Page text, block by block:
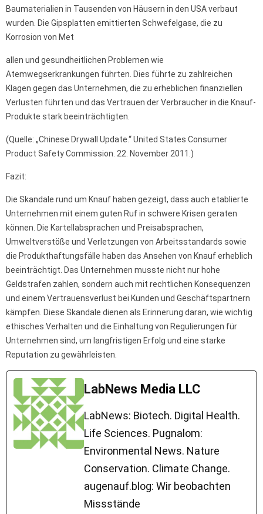
Baumaterialien in Tausenden von Häusern in den USA verbaut
wurden. Die Gipsplatten emittierten Schwefelgase, die zu
Korrosion von Met
allen und gesundheitlichen Problemen wie
Atemwegserkrankungen führten. Dies führte zu zahlreichen
Klagen gegen das Unternehmen, die zu erheblichen finanziellen
Verlusten führten und das Vertrauen der Verbraucher in die Knauf-
Produkte stark beeinträchtigten.
(Quelle: „Chinese Drywall Update.“ United States Consumer
Product Safety Commission. 22. November 2011.)
Fazit:
Die Skandale rund um Knauf haben gezeigt, dass auch etablierte
Unternehmen mit einem guten Ruf in schwere Krisen geraten
können. Die Kartellabsprachen und Preisabsprachen,
Umweltverstöße und Verletzungen von Arbeitsstandards sowie
die Produkthaftungsfälle haben das Ansehen von Knauf erheblich
beeinträchtigt. Das Unternehmen musste nicht nur hohe
Geldstrafen zahlen, sondern auch mit rechtlichen Konsequenzen
und einem Vertrauensverlust bei Kunden und Geschäftspartnern
kämpfen. Diese Skandale dienen als Erinnerung daran, wie wichtig
ethisches Verhalten und die Einhaltung von Regulierungen für
Unternehmen sind, um langfristigen Erfolg und eine starke
Reputation zu gewährleisten.
LabNews Media LLC
LabNews: Biotech. Digital Health.
Life Sciences. Pugnalom:
Environmental News. Nature
Conservation. Climate Change.
augenauf.blog: Wir beobachten
Missstände